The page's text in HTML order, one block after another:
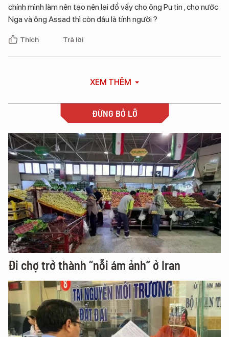
chính mình làm nên tạo nên lại đổ vấy cho ông Pu tin , cho nước
Nga và ông Assad thì còn đâu là tính người ?
Thích Trả lời
XEM THÊM
ĐỪNG BỎ LỠ
Đi chợ trở thành “nỗi ám ảnh” ở Iran